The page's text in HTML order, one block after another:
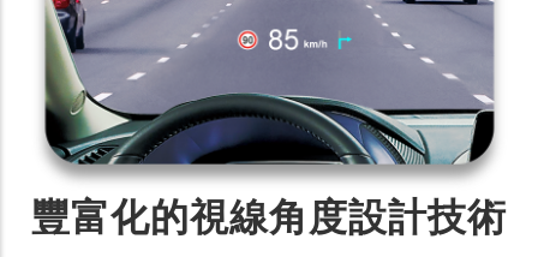
豐富化的視線角度設計技術